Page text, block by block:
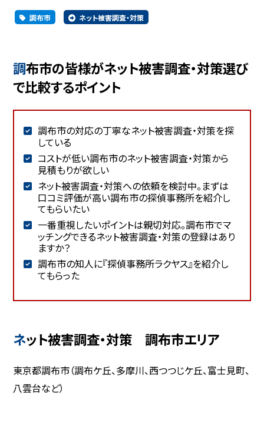
調布市 ネット被害調査・対策
調布市の皆様がネット被害調査・対策選び
で比較するポイント
調布市の対応の丁寧なネット被害調査・対策を探
している
コストが低い調布市のネット被害調査・対策から
見積もりが欲しい
ネット被害調査・対策への依頼を検討中。まずは
口コミ評価が高い調布市の探偵事務所を紹介し
てもらいたい
一番重視したいポイントは親切対応。調布市でマ
ッチングできるネット被害調査・対策の登録はあり
ますか？
調布市の知人に『探偵事務所ラクヤス』を紹介し
てもらった
ネット被害調査・対策 調布市エリア
東京都調布市（調布ケ丘、多摩川、西つつじケ丘、富士見町、
八雲台など）